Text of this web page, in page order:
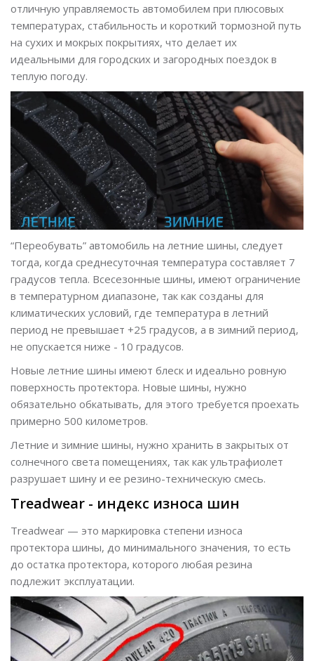
отличную управляемость автомобилем при плюсовых
температурах, стабильность и короткий тормозной путь
на сухих и мокрых покрытиях, что делает их
идеальными для городских и загородных поездок в
теплую погоду.
“Переобувать” автомобиль на летние шины, следует
тогда, когда среднесуточная температура составляет 7
градусов тепла. Всесезонные шины, имеют ограничение
в температурном диапазоне, так как созданы для
климатических условий, где температура в летний
период не превышает +25 градусов, а в зимний период,
не опускается ниже - 10 градусов.
Новые летние шины имеют блеск и идеально ровную
поверхность протектора. Новые шины, нужно
обязательно обкатывать, для этого требуется проехать
примерно 500 километров.
Летние и зимние шины, нужно хранить в закрытых от
солнечного света помещениях, так как ультрафиолет
разрушает шину и ее резино-техническую смесь.
Treadwear - индекс износа шин
Treadwear — это маркировка степени износа
протектора шины, до минимального значения, то есть
до остатка протектора, которого любая резина
подлежит эксплуатации.